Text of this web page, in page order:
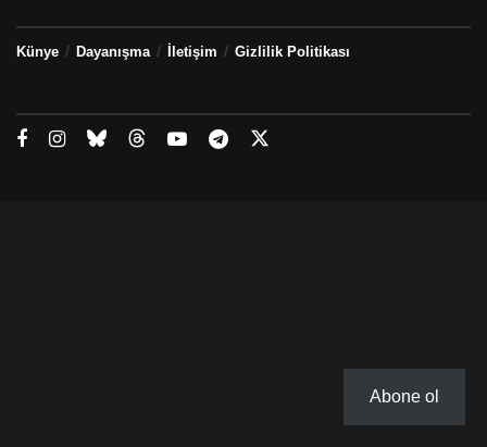
Künye Dayanışma İletişim Gizlilik Politikası
Abone ol